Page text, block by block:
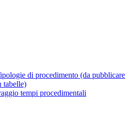
di procedimento (da pubblicare
tabelle)
tempi procedimentali